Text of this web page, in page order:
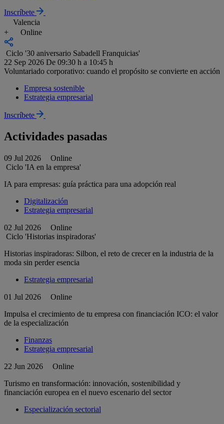
Inscríbete
Valencia
+
Online
Ciclo '30 aniversario Sabadell Franquicias'
22 Sep 2026 De 09:30 h a 10:45 h
Voluntariado corporativo: cuando el propósito se convierte en acción
Empresa sostenible
Estrategia empresarial
Inscríbete
Actividades pasadas
09 Jul 2026
Online
Ciclo 'IA en la empresa'
IA para empresas: guía práctica para una adopción real
Digitalización
Estrategia empresarial
02 Jul 2026
Online
Ciclo 'Historias inspiradoras'
Historias inspiradoras: Silbon, el reto de crecer en la industria de la
moda sin perder esencia
Estrategia empresarial
01 Jul 2026
Online
Impulsa el crecimiento de tu empresa con financiación ICO: el valor
de la especialización
Finanzas
Estrategia empresarial
22 Jun 2026
Online
Turismo en transformación: innovación, sostenibilidad y
financiación europea en el nuevo escenario del sector
Especialización sectorial